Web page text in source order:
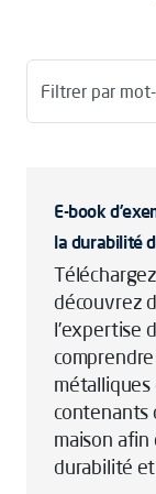
Filtrer par
E-book
la durabilité
découvrez
l’expertise
métalliques
contenants
maison afin
durabilité